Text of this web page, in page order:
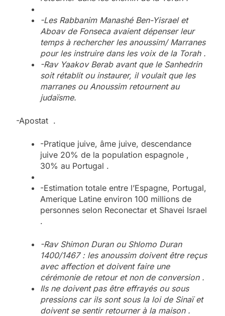
-Les Rabbanim Manashé Ben-Yisrael et
Aboav de Fonseca avaient dépenser leur
temps à rechercher les anoussim/ Marranes
pour les instruire dans les voix de la Torah .
-Rav Yaakov Berab avant que le Sanhedrin
soit rétablit ou instaurer, il voulait que les
marranes ou Anoussim retournent au
judaïsme.
-Apostat .
-Pratique juive, âme juive, descendance
juive 20% de la population espagnole ,
30% au Portugal .
-Estimation totale entre l’Espagne, Portugal,
Amerique Latine environ 100 millions de
personnes selon Reconectar et Shavei Israel
.
-Rav Shimon Duran ou Shlomo Duran
1400/1467 : les anoussim doivent être reçus
avec affection et doivent faire une
cérémonie de retour et non de conversion .
Ils ne doivent pas être effrayés ou sous
pressions car ils sont sous la loi de Sinaï et
doivent se sentir retourner à la maison .